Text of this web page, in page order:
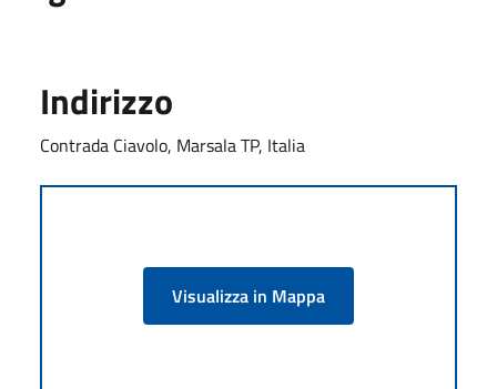
Indirizzo
Contrada Ciavolo, Marsala TP, Italia
Visualizza in Mappa